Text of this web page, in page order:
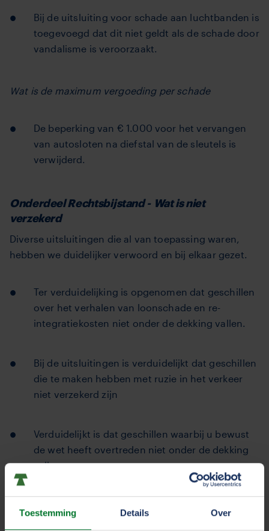
Toestemming Details Over
Bij de uitsluiting voor schade aan luchtbanden is
toegevoegd dat dit niet geldt als de schade door
vandalisme is veroorzaakt.
Wat is de maximum vergoeding per schade
De beperking van € 1.000 voor het vervangen
van autosloten na diefstal van de sleutels is
verwijderd.
Onderdeel Rechtsbijstand - Wat is niet
verzekerd
Diverse uitsluitingen die al van toepassing waren,
hebben we duidelijker verwoord en bij elkaar gezet.
Ter verduidelijking is opgenomen dat geschillen
over het verhalen van loonschade en re-
integratiekosten niet onder de dekking vallen.
Bij de uitsluitingen is verduidelijkt dat geschillen
die te maken hebben met ruzie in het verkeer
niet verzekerd zijn
Verduidelijkt is dat geschillen waarbij u bewust
de wet heeft overtreden niet onder de dekking
vallen.
verdacht van strafbare feiten. Een uitzondering